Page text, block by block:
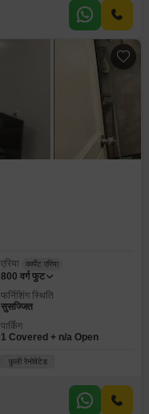
एरिया कार्पेट एरिया
800 वर्ग फुट
फर्निशिंग स्थिति
सुसज्जित
पार्किंग
1 Covered + n/a Open
फ़ुली रेनोवेटेड